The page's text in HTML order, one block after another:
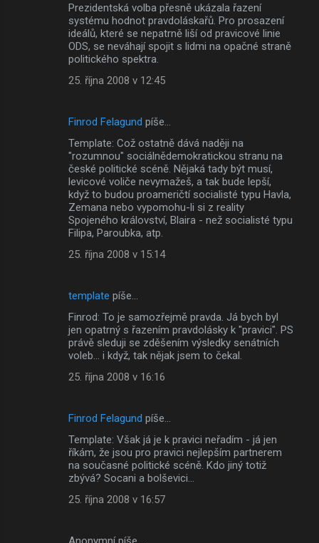
Prezidentská volba přesně ukázala řazení
systému hodnot pravdoláskařů. Pro prosazení
ideálů, které se nepatrně liší od pravicové linie
ODS, se neváhají spojit s lidmi na opačné straně
politického spektra.
25. října 2008 v 12:45
Finrod Felagund píše…
Template: Což ostatně dává naději na
"rozumnou" sociálnědemokratickou stranu na
české politické scéně. Nějaká tady být musí,
levicové voliče nevymažeš, a tak bude lepší,
když to budou proameričtí socialisté typu Havla,
Zemana nebo vypomohu-li si z reality
Spojeného království, Blaira - než socialisté typu
Filipa, Paroubka, atp.
25. října 2008 v 15:14
template píše…
Finrod: To je samozřejmě pravda. Já bych byl
jen opatrný s řazením pravdolásky k "pravici". PS
právě sleduji se zděšením výsledky senátních
voleb... i když, tak nějak jsem to čekal.
25. října 2008 v 16:16
Finrod Felagund píše…
Template: Však já je k pravici neřadím - já jen
říkám, že jsou pro pravici nejlepším partnerem
na současné politické scéně. Kdo jiný totiž
zbývá? Socani a bolševici...
25. října 2008 v 16:57